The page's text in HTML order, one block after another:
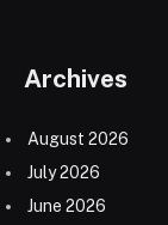
Archives
August 2026
July 2026
June 2026